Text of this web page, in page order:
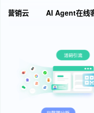
营销云 AI Agent在线